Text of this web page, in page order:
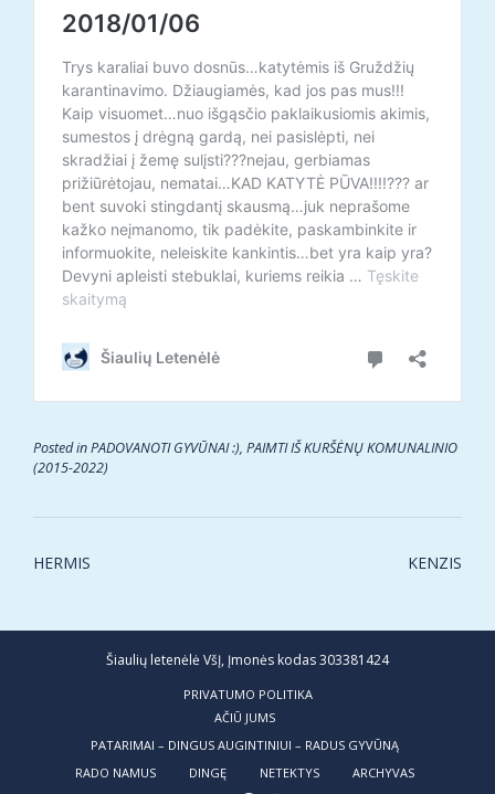
Posted inPADOVANOTI GYVŪNAI :), PAIMTI IŠ KURŠĖNŲ KOMUNALINIO
(2015-2022)
Post
HERMIS KENZIS
Šiaulių letenėlė VšĮ, Įmonės kodas 303381424
PRIVATUMO POLITIKA
AČIŪ JUMS
PATARIMAI – DINGUS AUGINTINIUI – RADUS GYVŪNĄ
RADO NAMUS
DINGĘ NETEKTYS ARCHYVAS